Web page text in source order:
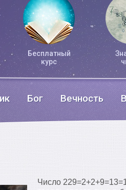
Бесплатный
курс
Бог Вечность
Число